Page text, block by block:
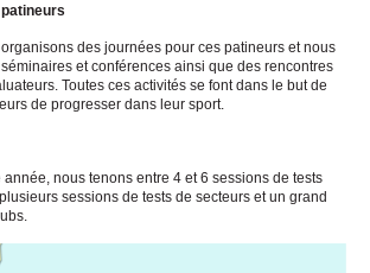
organisons des journées pour ces patineurs et nous
et conférences ainsi que des rencontres
Toutes ces activités se font dans le but de
de progresser dans leur sport.
nous tenons entre 4 et 6 sessions de tests
sessions de tests de secteurs et un grand